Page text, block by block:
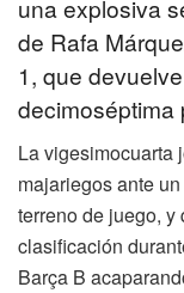
una explosiva
de Rafa
1, que
decimoséptima
La vigesimocuarta
majariegos ante
terreno de juego,
clasificación
Barça B